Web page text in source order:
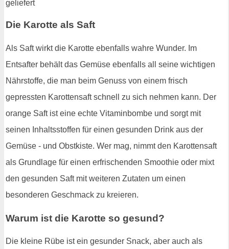
Die Karotte als Saft
Als Saft wirkt die Karotte ebenfalls wahre Wunder. Im
Entsafter behält das Gemüse ebenfalls all seine wichtigen
Nährstoffe, die man beim Genuss von einem frisch
gepressten Karottensaft schnell zu sich nehmen kann. Der
orange Saft ist eine echte Vitaminbombe und sorgt mit
seinen Inhaltsstoffen für einen gesunden Drink aus der
Gemüse - und Obstkiste. Wer mag, nimmt den Karottensaft
als Grundlage für einen erfrischenden Smoothie oder mixt
den gesunden Saft mit weiteren Zutaten um einen
besonderen Geschmack zu kreieren.
Warum ist die Karotte so gesund?
Die kleine Rübe ist ein gesunder Snack, aber auch als